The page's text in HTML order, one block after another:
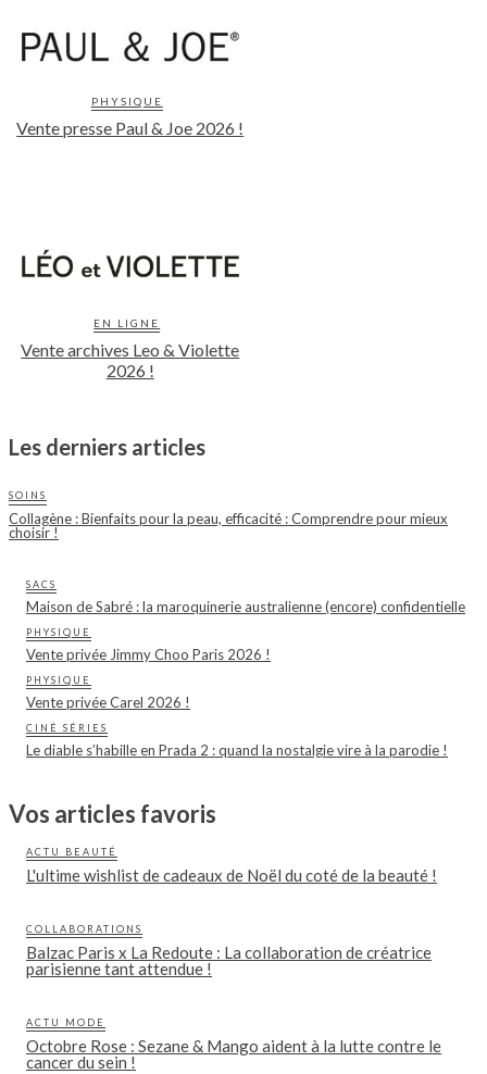
PHYSIQUE
Vente presse Paul & Joe 2026 !
EN LIGNE
Vente archives Leo & Violette
2026 !
Les derniers articles
SOINS
Collagène : Bienfaits pour la peau, efficacité : Comprendre pour mieux
choisir !
SACS
Maison de Sabré : la maroquinerie australienne (encore) confidentielle
PHYSIQUE
Vente privée Jimmy Choo Paris 2026 !
PHYSIQUE
Vente privée Carel 2026 !
CINÉ SÉRIES
Le diable s’habille en Prada 2 : quand la nostalgie vire à la parodie !
Vos articles favoris
ACTU BEAUTÉ
L'ultime wishlist de cadeaux de Noël du coté de la beauté !
COLLABORATIONS
Balzac Paris x La Redoute : La collaboration de créatrice
parisienne tant attendue !
ACTU MODE
Octobre Rose : Sezane & Mango aident à la lutte contre le
cancer du sein !